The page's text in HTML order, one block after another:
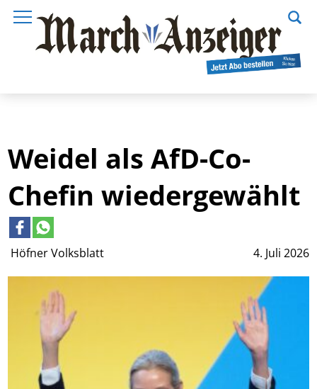
Höfner Volksblatt 4. Juli 2026
Weidel als AfD-Co-
Chefin wiedergewählt